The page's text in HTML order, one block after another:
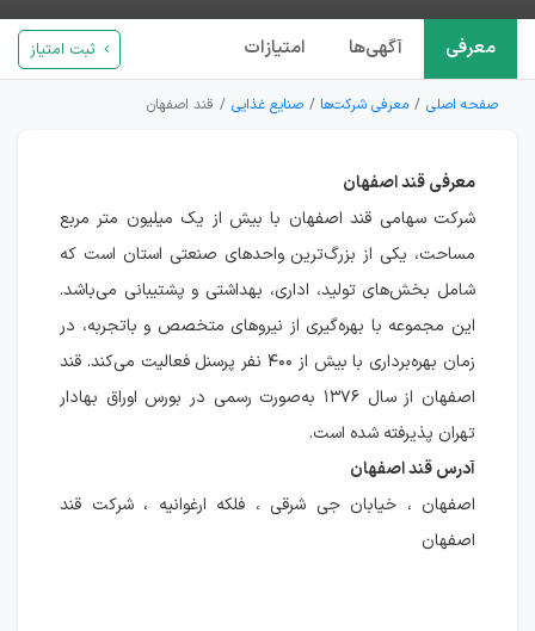
معرفی آگهی‌ها امتیازات ثبت امتیاز
صفحه اصلی معرفی شرکت‌ها صنایع غذایی قند اصفهان
معرفی قند اصفهان
شرکت سهامی قند اصفهان با بیش از یک میلیون متر مربع
مساحت، یکی از بزرگ‌ترین واحدهای صنعتی استان است که
شامل بخش‌های تولید، اداری، بهداشتی و پشتیبانی می‌باشد.
این مجموعه با بهره‌گیری از نیروهای متخصص و باتجربه، در
زمان بهره‌برداری با بیش از ۴۰۰ نفر پرسنل فعالیت می‌کند. قند
اصفهان از سال ۱۳۷۶ به‌صورت رسمی در بورس اوراق بهادار
تهران پذیرفته شده است.
آدرس قند اصفهان
اصفهان ، خیابان جی شرقی ، فلکه ارغوانیه ، شرکت قند
اصفهان